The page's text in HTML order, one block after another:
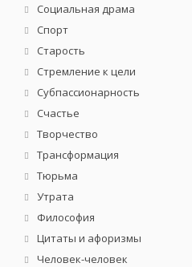
Социальная драма
Спорт
Старость
Стремление к цели
Субпассионарность
Счастье
Творчество
Трансформация
Тюрьма
Утрата
Философия
Цитаты и афоризмы
Человек-человек